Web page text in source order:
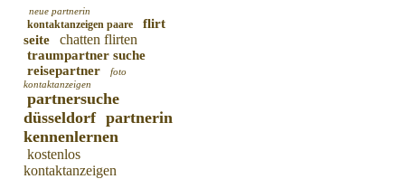
neue partnerin
kontaktanzeigen paare
flirt
seite
chatten flirten
traumpartner suche
reisepartner
foto
kontaktanzeigen
partnersuche
düsseldorf partnerin
kennenlernen
kostenlos
kontaktanzeigen